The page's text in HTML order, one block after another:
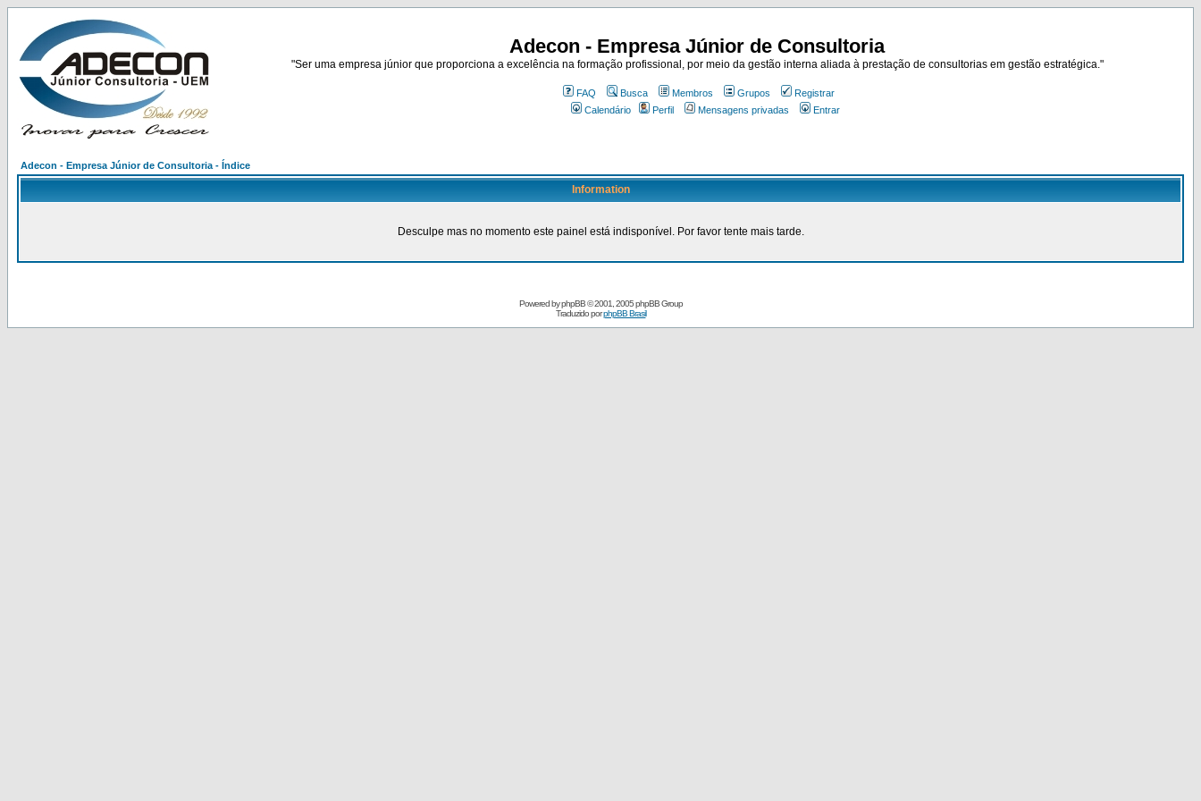
Adecon - Empresa Júnior de Consultoria
"Ser uma empresa júnior que proporciona a excelência na formação profissional, por meio da gestão interna aliada à prestação de consultorias em gestão estratégica."
FAQ Busca Membros Grupos
Registrar
Calendário
Perfil Mensagens privadas Entrar
Adecon - Empresa Júnior de Consultoria - Índice
Information
Desculpe mas no momento este painel está indisponível. Por favor tente mais tarde.
Powered byphpBB© 2001, 2005 phpBB Group
Traduzido porphpBB Brasil